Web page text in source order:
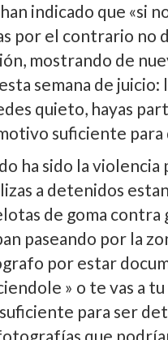
indicado que «si
por el contrario no
mostrando de
semana de
quieto, hayas
suficiente para
ha sido la
a detenidos
de goma contra
paseando por la
por estar
» o te vas a
para ser
que